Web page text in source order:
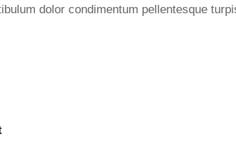
dolor condimentum pellentesque